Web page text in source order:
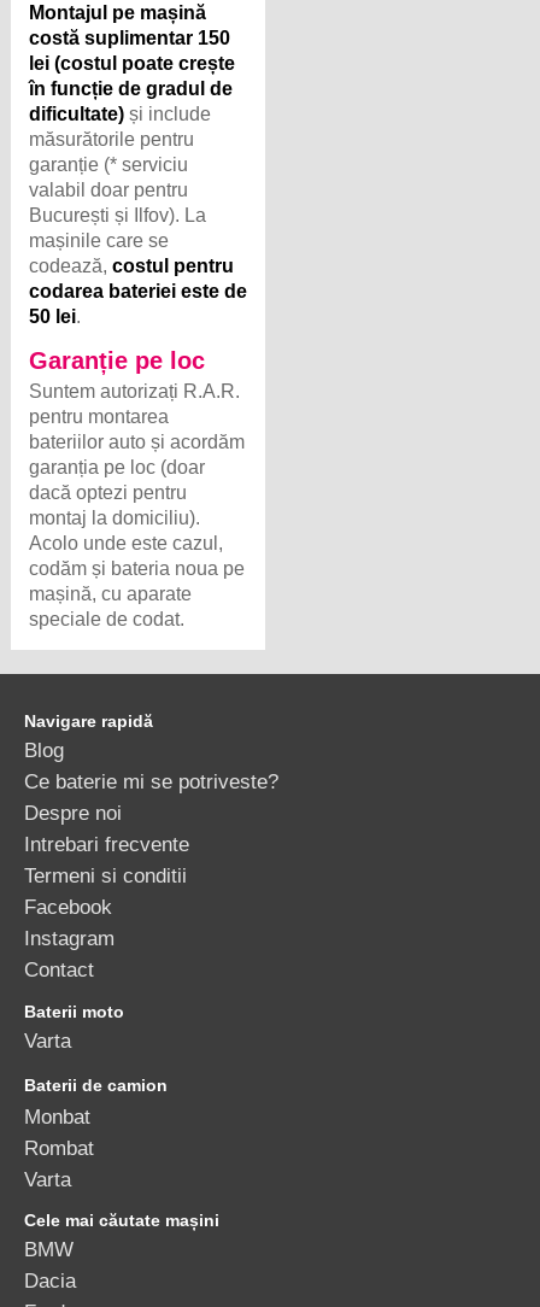
Montajul pe mașină
costă suplimentar 150
lei (costul poate crește
în funcție de gradul de
dificultate) și include
măsurătorile pentru
garanție (* serviciu
valabil doar pentru
București și Ilfov). La
mașinile care se
codează,costul pentru
codarea bateriei este de
50 lei.
Garanție pe loc
Suntem autorizați R.A.R.
pentru montarea
bateriilor auto și acordăm
garanția pe loc (doar
dacă optezi pentru
montaj la domiciliu).
Acolo unde este cazul,
codăm și bateria noua pe
mașină, cu aparate
speciale de codat.
Navigare rapidă
Blog
Ce baterie mi se potriveste?
Despre noi
Intrebari frecvente
Termeni si conditii
Facebook
Instagram
Contact
Baterii moto
Varta
Baterii de camion
Monbat
Rombat
Varta
Cele mai căutate mașini
BMW
Dacia